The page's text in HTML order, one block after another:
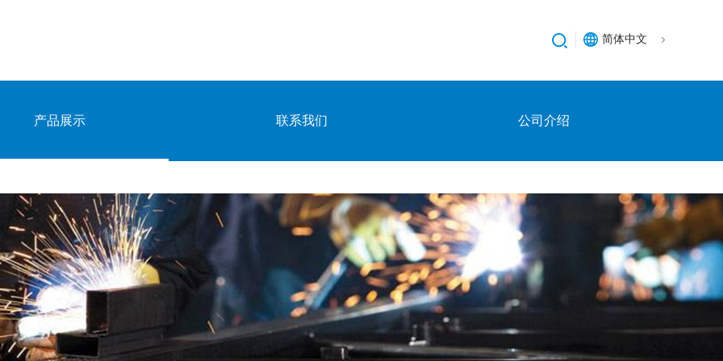
简体中文
产品展示 联系我们 公司介绍